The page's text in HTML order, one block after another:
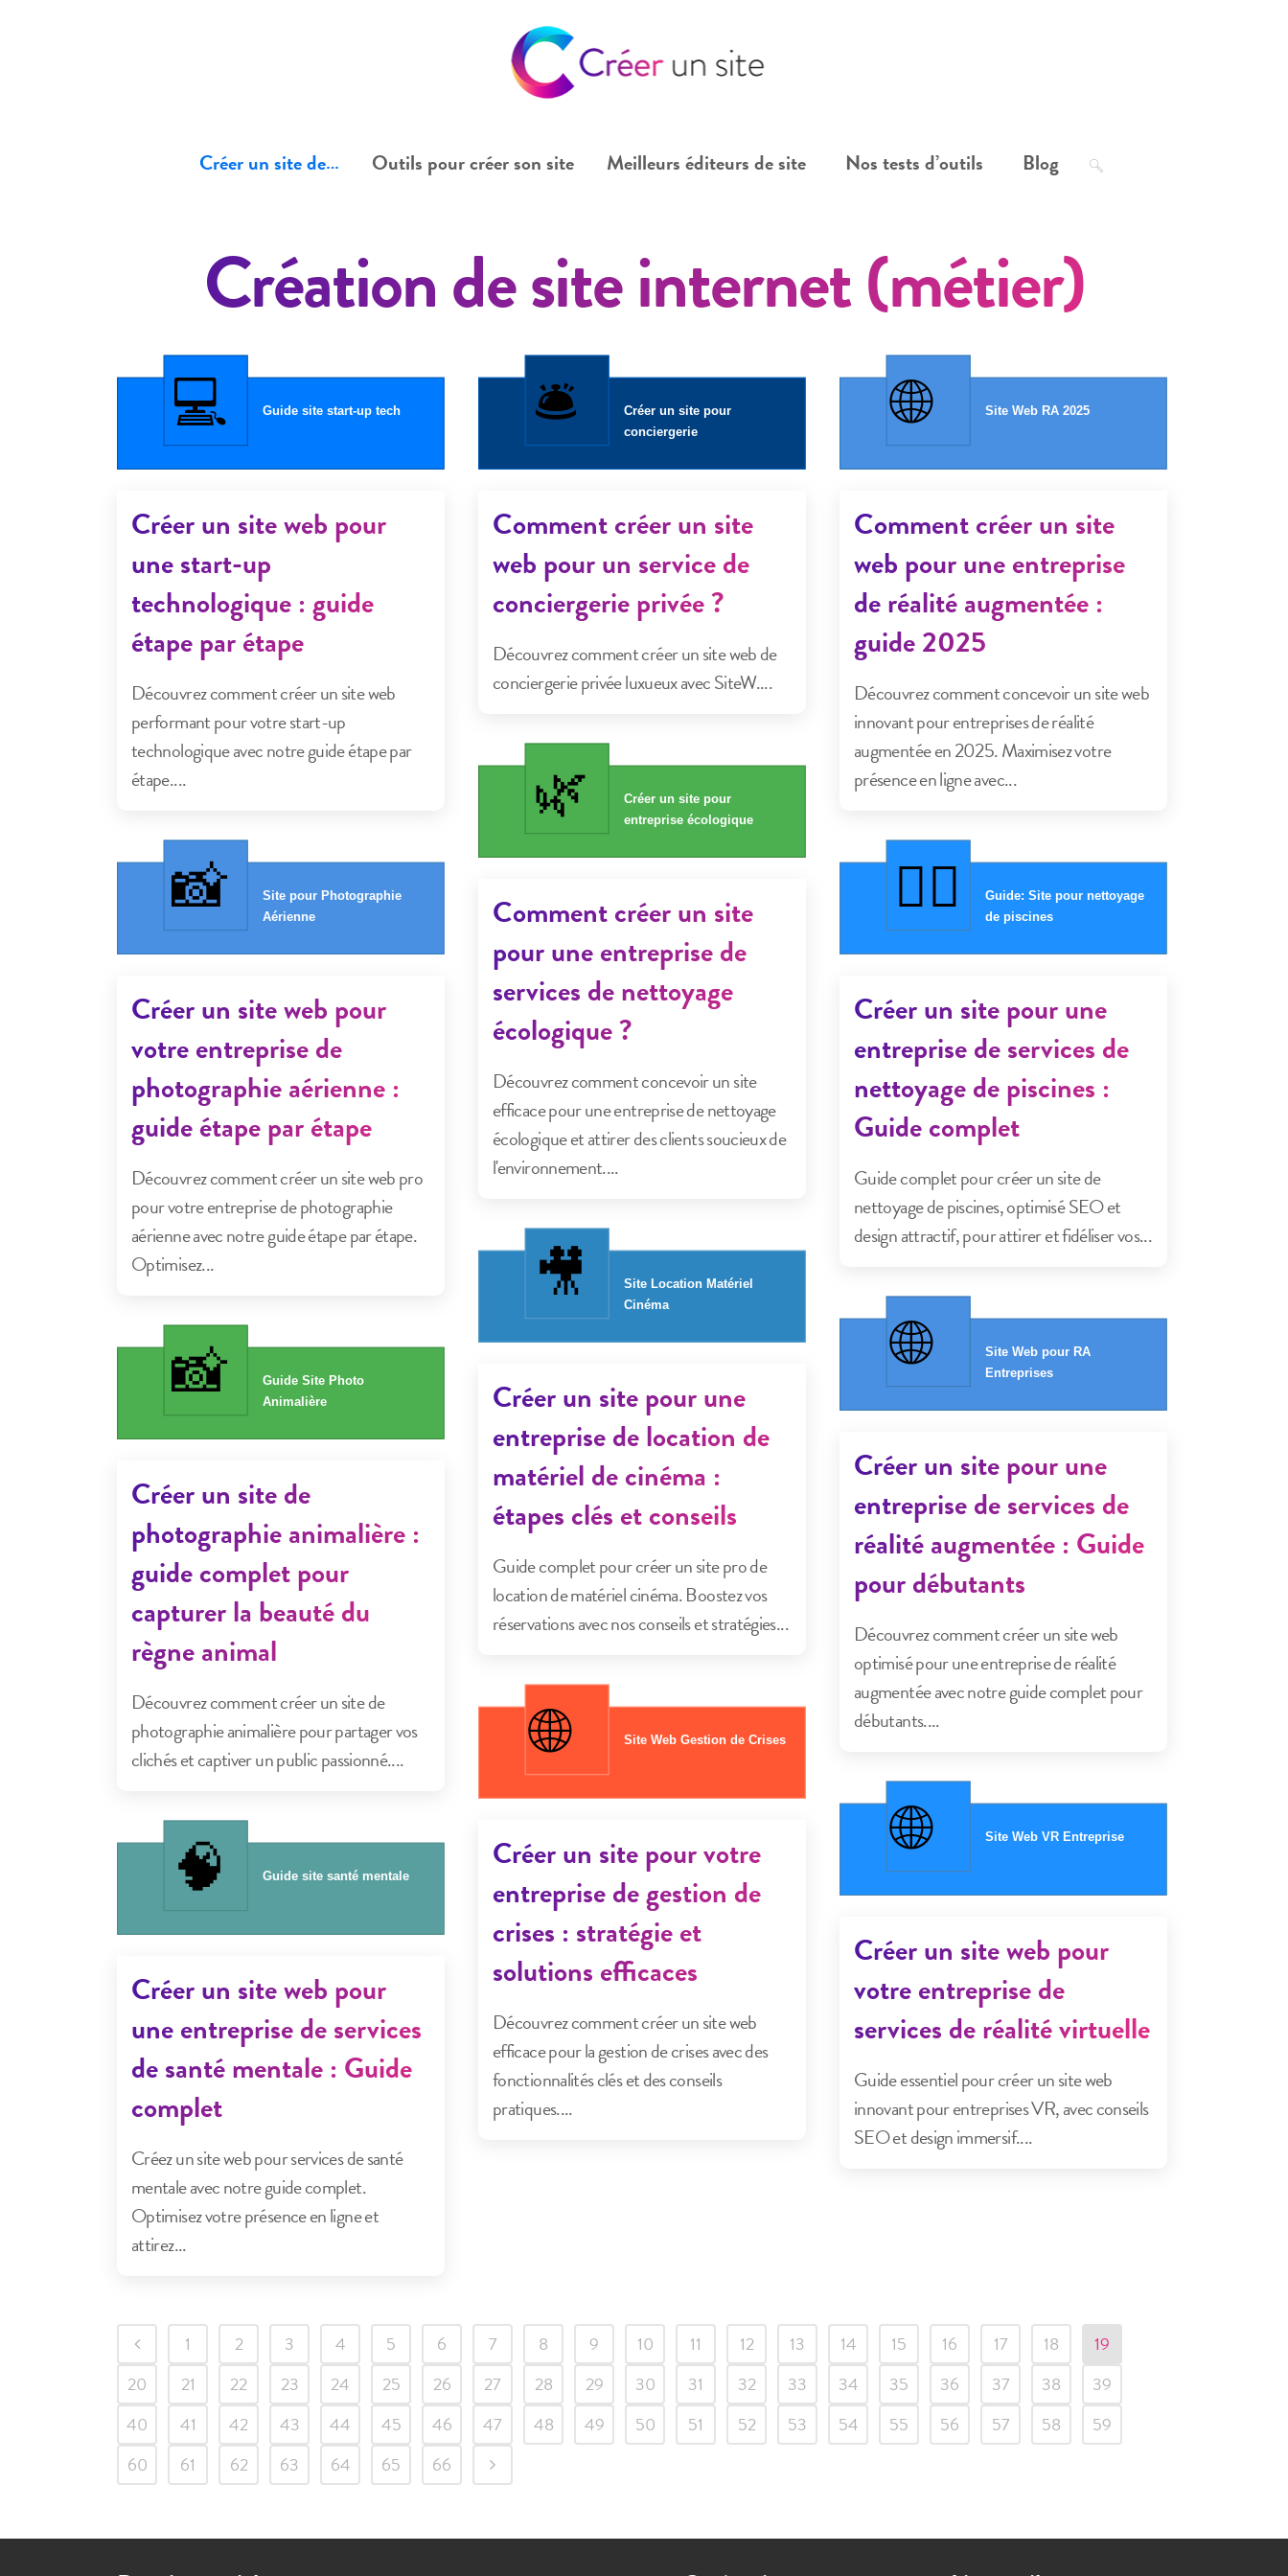
Créer un site de… Outils pour créer son site Meilleurs éditeurs de site Nos tests d’outils Blog
Création de site internet (métier)
Créer un site web pour
une start-up
technologique : guide
étape par étape
Découvrez comment créer un site web
performant pour votre start-up
technologique avec notre guide étape par
étape....
Comment créer un site
web pour un service de
conciergerie privée ?
Découvrez comment créer un site web de
conciergerie privée luxueux avec SiteW....
Comment créer un site
web pour une entreprise
de réalité augmentée :
guide 2025
Découvrez comment concevoir un site web
innovant pour entreprises de réalité
augmentée en 2025. Maximisez votre
présence en ligne avec...
Comment créer un site
pour une entreprise de
services de nettoyage
écologique ?
Découvrez comment concevoir un site
efficace pour une entreprise de nettoyage
écologique et attirer des clients soucieux de
l'environnement....
Créer un site web pour
votre entreprise de
photographie aérienne :
guide étape par étape
Découvrez comment créer un site web pro
pour votre entreprise de photographie
aérienne avec notre guide étape par étape.
Optimisez...
Créer un site pour une
entreprise de services de
nettoyage de piscines :
Guide complet
Guide complet pour créer un site de
nettoyage de piscines, optimisé SEO et
design attractif, pour attirer et fidéliser vos...
Créer un site pour une
entreprise de location de
matériel de cinéma :
étapes clés et conseils
Guide complet pour créer un site pro de
location de matériel cinéma. Boostez vos
réservations avec nos conseils et stratégies...
Créer un site pour une
entreprise de services de
réalité augmentée : Guide
pour débutants
Découvrez comment créer un site web
optimisé pour une entreprise de réalité
augmentée avec notre guide complet pour
débutants....
Créer un site de
photographie animalière :
guide complet pour
capturer la beauté du
règne animal
Découvrez comment créer un site de
photographie animalière pour partager vos
clichés et captiver un public passionné....
Créer un site pour votre
entreprise de gestion de
crises : stratégie et
solutions efficaces
Découvrez comment créer un site web
efficace pour la gestion de crises avec des
fonctionnalités clés et des conseils
pratiques....
Créer un site web pour
votre entreprise de
services de réalité virtuelle
Guide essentiel pour créer un site web
innovant pour entreprises VR, avec conseils
SEO et design immersif....
Créer un site web pour
une entreprise de services
de santé mentale : Guide
complet
Créez un site web pour services de santé
mentale avec notre guide complet.
Optimisez votre présence en ligne et
attirez...
1 2 3 4 5 6 7 8 9 10 11 12 13 14 15 16 17 18
19
20
21 22 23 24 25 26 27 28 29 30 31 32 33 34 35 36 37 38
39
40
41 42 43 44 45 46 47 48 49 50 51 52 53 54 55 56 57 58
59
60
61 62 63 64 65 66